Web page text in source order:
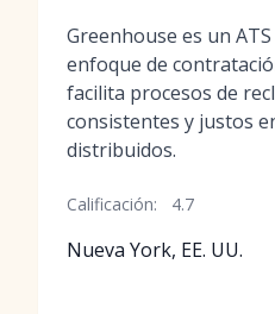
Greenhouse es un
enfoque de
facilita procesos de
consistentes y justos
distribuidos.
Calificación: 4.7
Nueva York, EE. UU.